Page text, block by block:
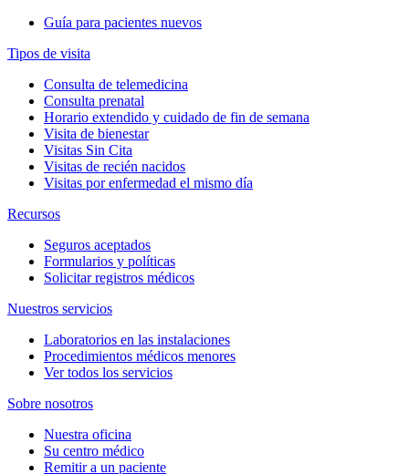
Guía para pacientes nuevos
Tipos de visita
Consulta de telemedicina
Consulta prenatal
Horario extendido y cuidado de fin de semana
Visita de bienestar
Visitas Sin Cita
Visitas de recién nacidos
Visitas por enfermedad el mismo día
Recursos
Seguros aceptados
Formularios y políticas
Solicitar registros médicos
Nuestros servicios
Laboratorios en las instalaciones
Procedimientos médicos menores
Ver todos los servicios
Sobre nosotros
Nuestra oficina
Su centro médico
Remitir a un paciente